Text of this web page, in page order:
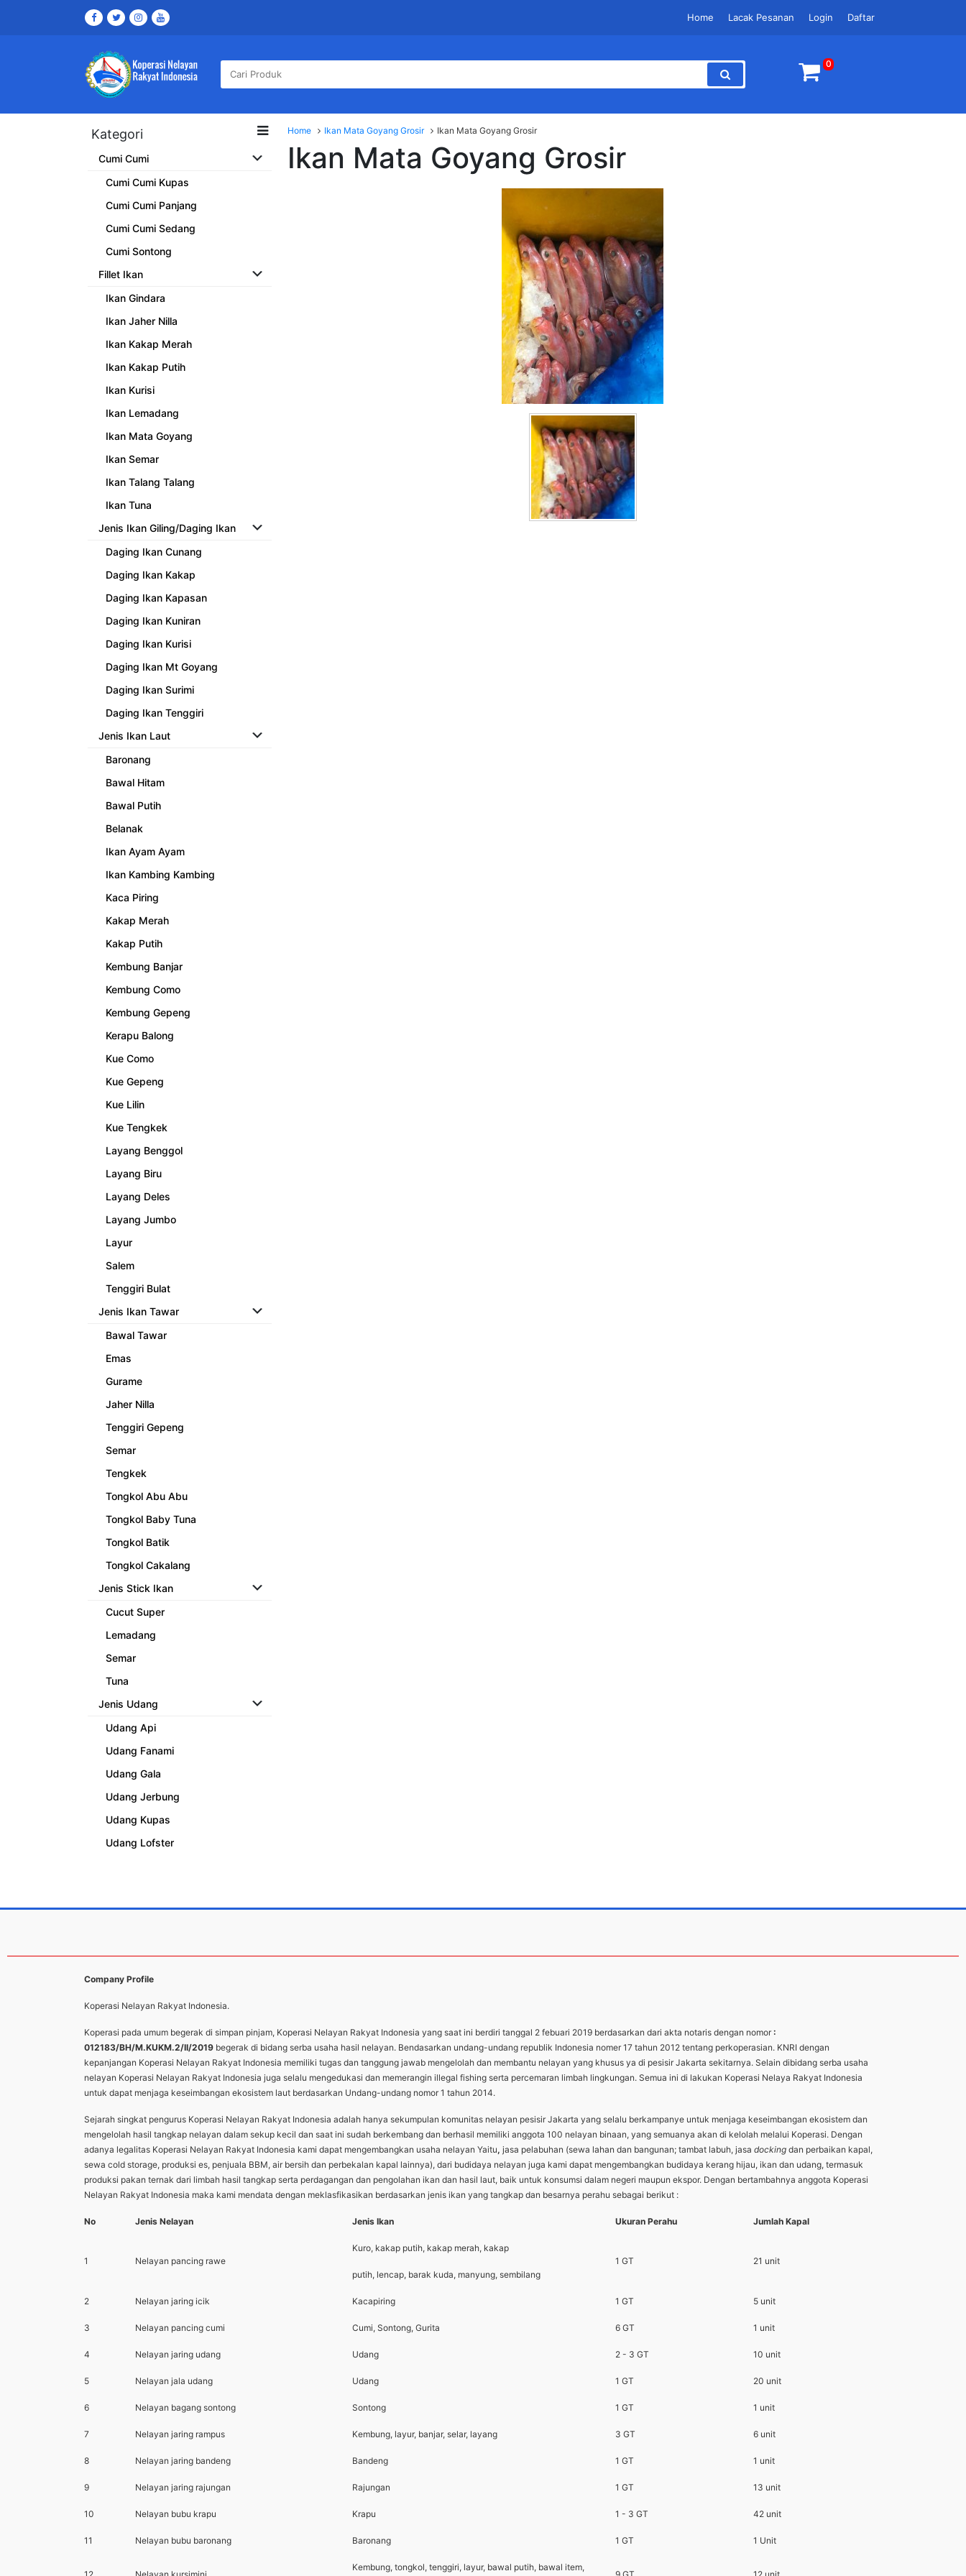
Daftar
Login
Lacak Pesanan
Home
0
Home Ikan Mata Goyang Grosir Ikan Mata Goyang Grosir
Ikan Mata Goyang Grosir
Kategori
Cumi Cumi
Cumi Cumi Kupas
Cumi Cumi Panjang
Cumi Cumi Sedang
Cumi Sontong
Fillet Ikan
Ikan Gindara
Ikan Jaher Nilla
Ikan Kakap Merah
Ikan Kakap Putih
Ikan Kurisi
Ikan Lemadang
Ikan Mata Goyang
Ikan Semar
Ikan Talang Talang
Ikan Tuna
Jenis Ikan Giling/Daging Ikan
Daging Ikan Cunang
Daging Ikan Kakap
Daging Ikan Kapasan
Daging Ikan Kuniran
Daging Ikan Kurisi
Daging Ikan Mt Goyang
Daging Ikan Surimi
Daging Ikan Tenggiri
Jenis Ikan Laut
Baronang
Bawal Hitam
Bawal Putih
Belanak
Ikan Ayam Ayam
Ikan Kambing Kambing
Kaca Piring
Kakap Merah
Kakap Putih
Kembung Banjar
Kembung Como
Kembung Gepeng
Kerapu Balong
Kue Como
Kue Gepeng
Kue Lilin
Kue Tengkek
Layang Benggol
Layang Biru
Layang Deles
Layang Jumbo
Layur
Salem
Tenggiri Bulat
Jenis Ikan Tawar
Bawal Tawar
Emas
Gurame
Jaher Nilla
Tenggiri Gepeng
Semar
Tengkek
Tongkol Abu Abu
Tongkol Baby Tuna
Tongkol Batik
Tongkol Cakalang
Jenis Stick Ikan
Cucut Super
Lemadang
Semar
Tuna
Jenis Udang
Udang Api
Udang Fanami
Udang Gala
Udang Jerbung
Udang Kupas
Udang Lofster
Company Profile
Koperasi Nelayan Rakyat Indonesia.
Koperasi pada umum begerak di simpan pinjam, Koperasi Nelayan Rakyat Indonesia yang saat ini berdiri tanggal 2 febuari 2019 berdasarkan dari akta notaris dengan nomor:
012183/BH/M.KUKM.2/II/2019 begerak di bidang serba usaha hasil nelayan. Bendasarkan undang-undang republik Indonesia nomer 17 tahun 2012 tentang perkoperasian. KNRI dengan
kepanjangan Koperasi Nelayan Rakyat Indonesia memiliki tugas dan tanggung jawab mengelolah dan membantu nelayan yang khusus ya di pesisir Jakarta sekitarnya. Selain dibidang serba usaha
nelayan Koperasi Nelayan Rakyat Indonesia juga selalu mengedukasi dan memerangin illegal fishing serta percemaran limbah lingkungan. Semua ini di lakukan Koperasi Nelaya Rakyat Indonesia
untuk dapat menjaga keseimbangan ekosistem laut berdasarkan Undang-undang nomor 1 tahun 2014.
Sejarah singkat pengurus Koperasi Nelayan Rakyat Indonesia adalah hanya sekumpulan komunitas nelayan pesisir Jakarta yang selalu berkampanye untuk menjaga keseimbangan ekosistem dan
mengelolah hasil tangkap nelayan dalam sekup kecil dan saat ini sudah berkembang dan berhasil memiliki anggota 100 nelayan binaan, yang semuanya akan di kelolah melalui Koperasi. Dengan
adanya legalitas Koperasi Nelayan Rakyat Indonesia kami dapat mengembangkan usaha nelayan Yaitu, jasa pelabuhan (sewa lahan dan bangunan; tambat labuh, jasa docking dan perbaikan kapal,
sewa cold storage, produksi es, penjuala BBM, air bersih dan perbekalan kapal lainnya), dari budidaya nelayan juga kami dapat mengembangkan budidaya kerang hijau, ikan dan udang, termasuk
produksi pakan ternak dari limbah hasil tangkap serta perdagangan dan pengolahan ikan dan hasil laut, baik untuk konsumsi dalam negeri maupun ekspor. Dengan bertambahnya anggota Koperasi
Nelayan Rakyat Indonesia maka kami mendata dengan meklasfikasikan berdasarkan jenis ikan yang tangkap dan besarnya perahu sebagai berikut :
No Jenis Nelayan Jenis Ikan Ukuran Perahu Jumlah Kapal
1 Nelayan pancing rawe
Kuro, kakap putih, kakap merah, kakap
putih, lencap, barak kuda, manyung, sembilang
1 GT 21 unit
2 Nelayan jaring icik Kacapiring 1 GT 5 unit
3 Nelayan pancing cumi Cumi, Sontong, Gurita 6 GT 1 unit
4 Nelayan jaring udang Udang 2 - 3 GT 10 unit
5 Nelayan jala udang Udang 1 GT 20 unit
6 Nelayan bagang sontong Sontong 1 GT 1 unit
7 Nelayan jaring rampus Kembung, layur, banjar, selar, layang 3 GT 6 unit
8 Nelayan jaring bandeng Bandeng 1 GT 1 unit
9 Nelayan jaring rajungan Rajungan 1 GT 13 unit
10 Nelayan bubu krapu Krapu 1 - 3 GT 42 unit
11 Nelayan bubu baronang Baronang 1 GT 1 Unit
Kembung, tongkol, tenggiri, layur, bawal putih, bawal item,